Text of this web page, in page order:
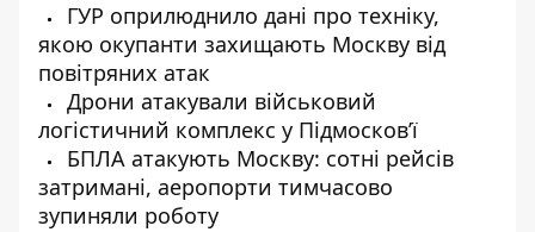
ГУР оприлюднило дані про техніку,
якою окупанти захищають Москву від
повітряних атак
Дрони атакували військовий
логістичний комплекс у Підмосков’ї
БПЛА атакують Москву: сотні рейсів
затримані, аеропорти тимчасово
зупиняли роботу